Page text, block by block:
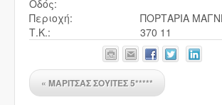
Οδός:
Περιοχή:
ΠΟΡΤΑΡΙΑ
Τ.Κ.:
370 11
« ΜΑΡΙΤΣΑΣ ΣΟΥΙΤΕΣ 5*****